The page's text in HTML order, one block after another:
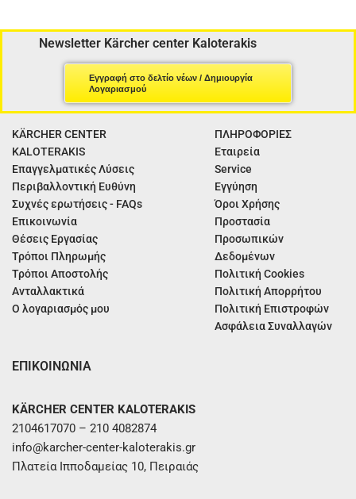
Newsletter Kärcher center Kaloterakis
Εγγραφή στο δελτίο νέων / Δημιουργία
Λογαριασμού
KÄRCHER CENTER
KALOTERAKIS
Επαγγελματικές Λύσεις
Περιβαλλοντική Ευθύνη
Συχνές ερωτήσεις - FAQs
Επικοινωνία
Θέσεις Εργασίας
Τρόποι Πληρωμής
Τρόποι Αποστολής
Ανταλλακτικά
Ο λογαριασμός μου
ΠΛΗΡΟΦΟΡΙΕΣ
Εταιρεία
Service
Εγγύηση
Όροι Χρήσης
Προστασία
Προσωπικών
Δεδομένων
Πολιτική Cookies
Πολιτική Απορρήτου
Πολιτική Επιστροφών
Ασφάλεια Συναλλαγών
ΕΠΙΚΟΙΝΩΝΙΑ
KÄRCHER CENTER KALOTERAKIS
2104617070 – 210 4082874
info@karcher-center-kaloterakis.gr
Πλατεία Ιπποδαμείας 10, Πειραιάς